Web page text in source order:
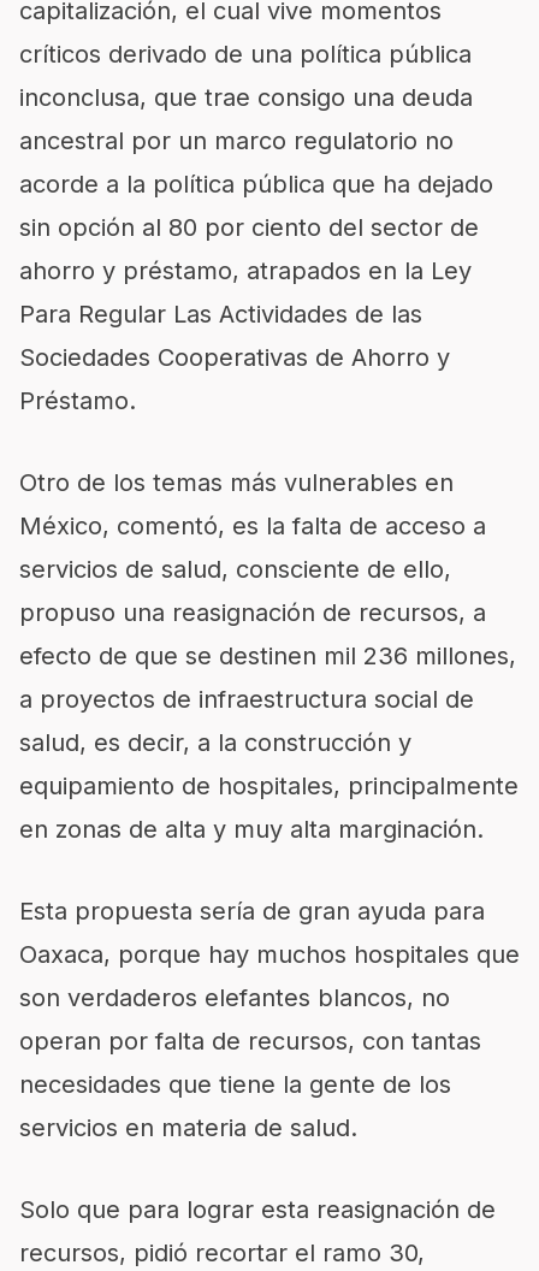
capitalización, el cual vive momentos
críticos derivado de una política pública
inconclusa, que trae consigo una deuda
ancestral por un marco regulatorio no
acorde a la política pública que ha dejado
sin opción al 80 por ciento del sector de
ahorro y préstamo, atrapados en la Ley
Para Regular Las Actividades de las
Sociedades Cooperativas de Ahorro y
Préstamo.
Otro de los temas más vulnerables en
México, comentó, es la falta de acceso a
servicios de salud, consciente de ello,
propuso una reasignación de recursos, a
efecto de que se destinen mil 236 millones,
a proyectos de infraestructura social de
salud, es decir, a la construcción y
equipamiento de hospitales, principalmente
en zonas de alta y muy alta marginación.
Esta propuesta sería de gran ayuda para
Oaxaca, porque hay muchos hospitales que
son verdaderos elefantes blancos, no
operan por falta de recursos, con tantas
necesidades que tiene la gente de los
servicios en materia de salud.
Solo que para lograr esta reasignación de
recursos, pidió recortar el ramo 30,